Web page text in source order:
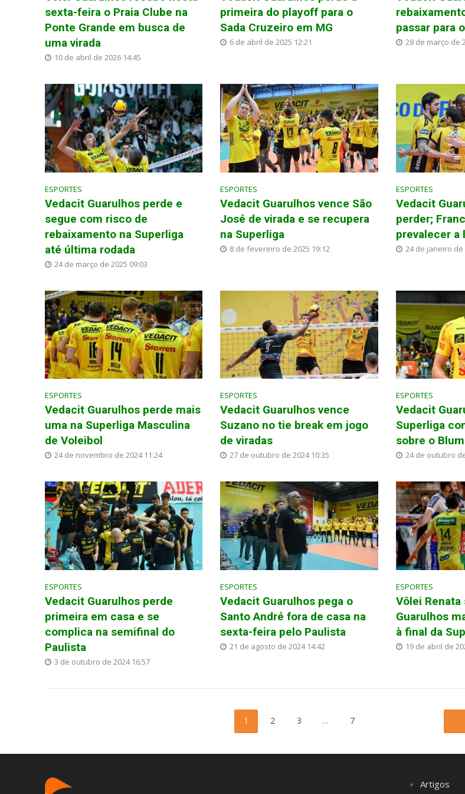
sexta-feira o Praia Clube na
Ponte Grande em busca de
uma virada
10 de abril de 2026 14:45
primeira do playoff para o
Sada Cruzeiro em MG
6 de abril de 2025 12:21
passar para
28 de março de
ESPORTES
Vedacit Guarulhos perde e
segue com risco de
rebaixamento na Superliga
até última rodada
24 de março de 2025 09:03
ESPORTES
Vedacit Guarulhos vence São
José de virada e se recupera
na Superliga
8 de fevereiro de 2025 19:12
ESPORTES
Vedacit
perder;
prevalecer a
24 de janeiro de
ESPORTES
Vedacit Guarulhos perde mais
uma na Superliga Masculina
de Voleibol
24 de novembro de 2024 11:24
ESPORTES
Vedacit Guarulhos vence
Suzano no tie break em jogo
de viradas
27 de outubro de 2024 10:35
ESPORTES
Vedacit
Superliga
sobre o
24 de outubro
ESPORTES
Vedacit Guarulhos perde
primeira em casa e se
complica na semifinal do
Paulista
3 de outubro de 2024 16:57
ESPORTES
Vedacit Guarulhos pega o
Santo André fora de casa na
sexta-feira pelo Paulista
21 de agosto de 2024 14:42
ESPORTES
Vôlei
Guarulhos
à final da
19 de abril de
1 2 3 … 7
Artigos